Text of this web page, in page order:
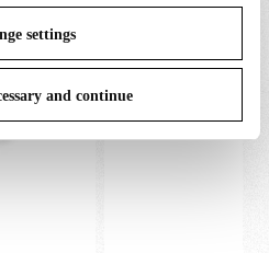
settings
and continue